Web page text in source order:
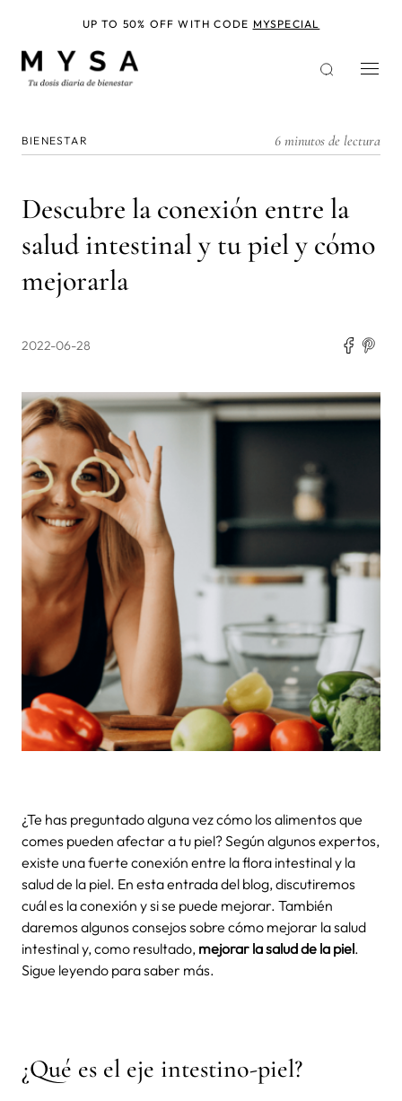
BIENESTAR 6 minutos de lectura
Descubre la conexión entre la
salud intestinal y tu piel y cómo
mejorarla
2022-06-28
¿Te has preguntado alguna vez cómo los alimentos que
comes pueden afectar a tu piel? Según algunos expertos,
existe una fuerte conexión entre la flora intestinal y la
salud de la piel. En esta entrada del blog, discutiremos
cuál es la conexión y si se puede mejorar. También
daremos algunos consejos sobre cómo mejorar la salud
intestinal y, como resultado, mejorar la salud de la piel.
Sigue leyendo para saber más.
¿Qué es el eje intestino-piel?
UP TO 50% OFF WITH CODE MYSPECIAL